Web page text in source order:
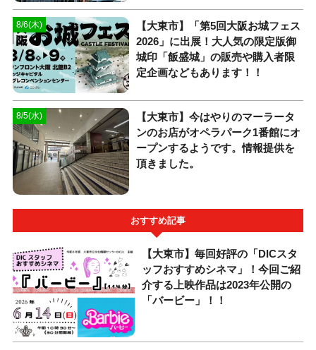
8/6(木)
【大東市】「第5回大阪お城フェス
2026」に出展！大人気の限定版御
城印「飯盛城」の販売や購入者限
定企画などもあります！！
8/5(水)
【大東市】今はやりのマーラータ
ンのお店がオペラパーク1番館にオ
ープンするようです。情報提供を
頂きました。
おすすめ記事
【大東市】毎回好評の「DICスタ
ッフおすすめシネマ」！今回ご紹
介する上映作品は2023年公開の
「バービー」！！